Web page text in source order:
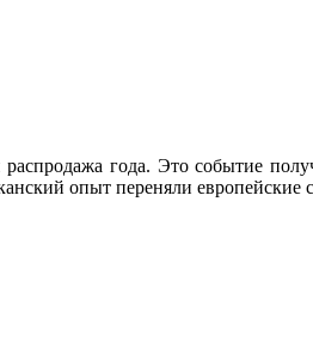
года. Это событие
опыт переняли европейские